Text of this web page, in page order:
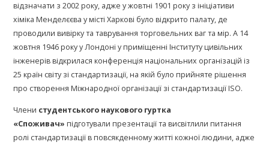
відзначати з 2002 року, адже у жовтні 1901 року з ініціативи
хіміка Менделєєва у місті Харкові було відкрито палату, де
проводили вивірку та таврування торговельних ваг та мір. А 14
жовтня 1946 року у Лондоні у приміщенні Інституту цивільних
інженерів відкрилася конференція національних організацій із
25 країн світу зі стандартизації, на якій було прийняте рішення
про створення Міжнародної організації зі стандартизації ISO.
Члени студентського наукового гуртка
«Споживач» підготували презентації та висвітлили питання
ролі стандартизації в повсякденному житті кожної людини, адже